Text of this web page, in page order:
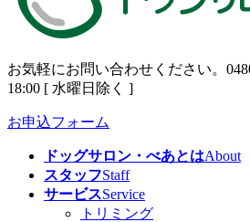
ッ
移
お気軽にお問い合わせください。
18:00 [ 水曜日除く ]
お申込フォーム
ドッグサロン・べあとはAbout
スタッフStaff
サービスService
トリミング